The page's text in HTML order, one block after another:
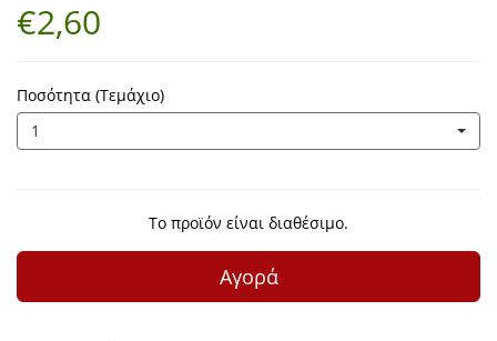
€2,60
Ποσότητα (Τεμάχιο)
1
Το προϊόν είναι διαθέσιμο.
Αγορά